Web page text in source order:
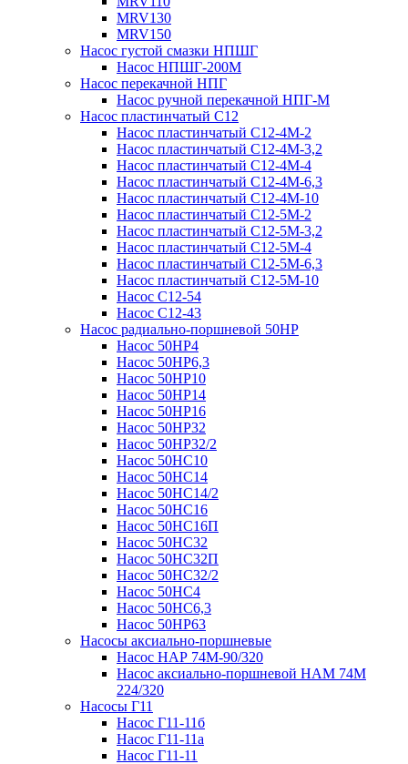
MRV130
MRV150
Насос густой смазки НПШГ
Насос НПШГ-200М
Насос перекачной НПГ
Насос ручной перекачной НПГ-М
Насос пластинчатый С12
Насос пластинчатый С12-4М-2
Насос пластинчатый С12-4М-3,2
Насос пластинчатый С12-4М-4
Насос пластинчатый С12-4М-6,3
Насос пластинчатый С12-4М-10
Насос пластинчатый С12-5М-2
Насос пластинчатый С12-5М-3,2
Насос пластинчатый С12-5М-4
Насос пластинчатый С12-5М-6,3
Насос пластинчатый С12-5М-10
Насос С12-54
Насос С12-43
Насос радиально-поршневой 50НР
Насос 50НР4
Насос 50НР6,3
Насос 50НР10
Насос 50НР14
Насос 50НР16
Насос 50НР32
Насос 50НР32/2
Насос 50НС10
Насос 50НС14
Насос 50НС14/2
Насос 50НС16
Насос 50НС16П
Насос 50НС32
Насос 50НС32П
Насос 50НС32/2
Насос 50НС4
Насос 50НС6,3
Насос 50НР63
Насосы аксиально-поршневые
Насос НАР 74M-90/320
Насос аксиально-поршневой НАМ 74М
224/320
Насосы Г11
Насос Г11-11б
Насос Г11-11а
Насос Г11-11